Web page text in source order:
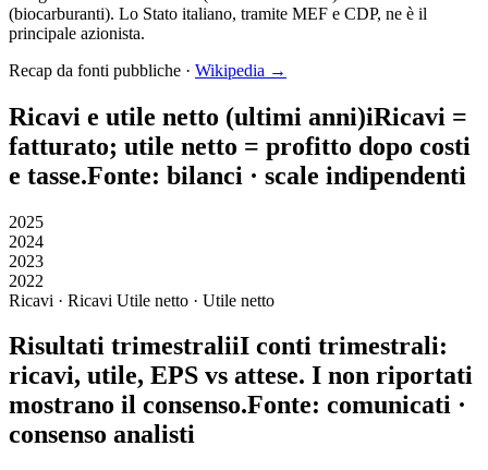
(biocarburanti). Lo Stato italiano, tramite MEF e CDP, ne è il
principale azionista.
Recap da fonti pubbliche · Wikipedia →
Ricavi e utile netto (ultimi anni)iRicavi =
fatturato; utile netto = profitto dopo costi
e tasse.Fonte: bilanci · scale indipendenti
2025
2024
2023
2022
Ricavi · Ricavi Utile netto · Utile netto
Risultati trimestraliiI conti trimestrali:
ricavi, utile, EPS vs attese. I non riportati
mostrano il consenso.Fonte: comunicati ·
consenso analisti